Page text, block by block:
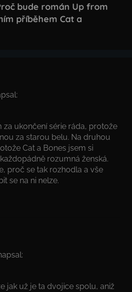
bude román Up from
příběhem Cat a
za ukončení série ráda, protože
za starou belu. Na druhou
Cat a Bones jsem si
rozumná ženská.
proč se tak rozhodla a vše
se na ni nelze.
jak už je ta dvojice spolu, aniž